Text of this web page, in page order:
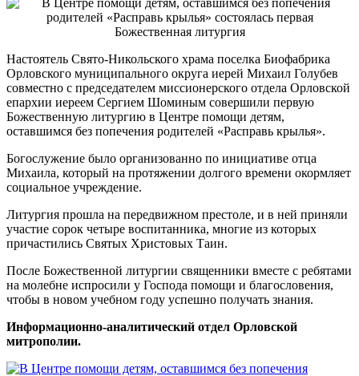
Настоятель Свято-Никольского храма поселка Биофабрика
Орловского муниципального округа иерей Михаил Голубев
совместно с председателем миссионерского отдела Орловской
епархии иереем Сергием Шоминым совершили первую
Божественную литургию в Центре помощи детям,
оставшимся без попечения родителей «Расправь крылья».
Богослужение было организованно по инициативе отца
Михаила, который на протяжении долгого времени окормляет
социальное учреждение.
Литургия прошла на передвижном престоле, и в ней приняли
участие сорок четыре воспитанника, многие из которых
причастились Святых Христовых Таин.
После Божественной литургии священники вместе с ребятами
на молебне испросили у Господа помощи и благословения,
чтобы в новом учебном году успешно получать знания.
Информационно-аналитический отдел Орловской
митрополии.